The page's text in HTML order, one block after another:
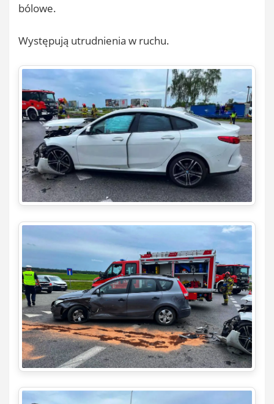
bólowe.
Występują utrudnienia w ruchu.